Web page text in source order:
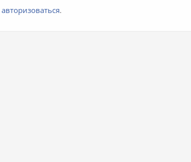
авторизоваться.